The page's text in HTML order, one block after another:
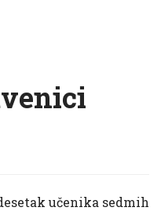
učenika sedmih